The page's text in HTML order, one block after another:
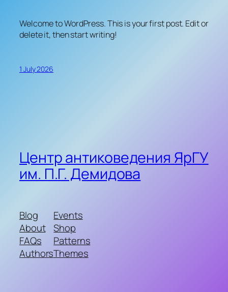
Welcome to WordPress. This is your first post. Edit or
delete it, then start writing!
1 July 2026
Центр антиковедения ЯрГУ
им. П.Г. Демидова
Blog
About
FAQs
Authors
Events
Shop
Patterns
Themes